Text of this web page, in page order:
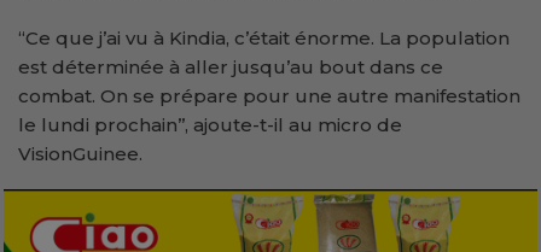
“Ce que j’ai vu à Kindia, c’était énorme. La population
est déterminée à aller jusqu’au bout dans ce
combat. On se prépare pour une autre manifestation
le lundi prochain’’, ajoute-t-il au micro de
VisionGuinee.